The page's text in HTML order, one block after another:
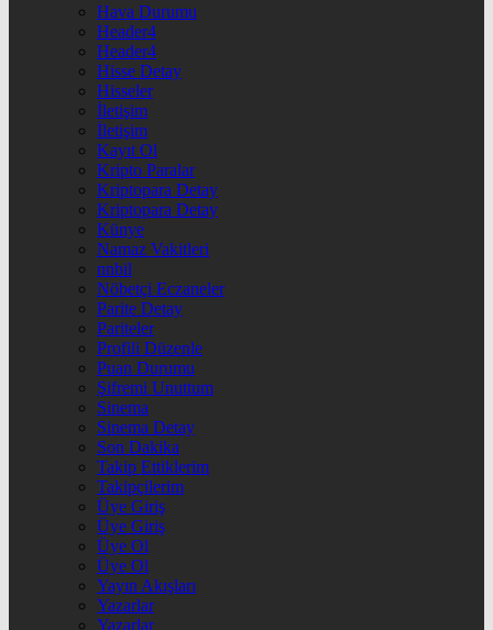
Hava Durumu
Header4
Header4
Hisse Detay
Hisseler
İletişim
İletişim
Kayıt Ol
Kripto Paralar
Kriptopara Detay
Kriptopara Detay
Künye
Namaz Vakitleri
nnbil
Nöbetçi Eczaneler
Parite Detay
Pariteler
Profili Düzenle
Puan Durumu
Şifremi Unuttum
Sinema
Sinema Detay
Son Dakika
Takip Ettiklerim
Takipçilerim
Üye Giriş
Üye Giriş
Üye Ol
Üye Ol
Yayın Akışları
Yazarlar
Yazarlar